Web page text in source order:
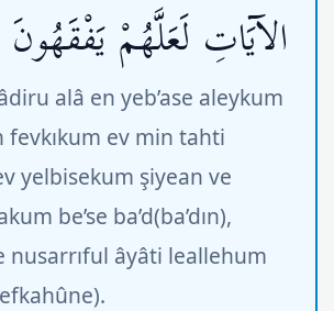
الآيَاتِ لَعَلَّهُمْ يَفْقَهُونَ
alâ en yeb’ase aleykum
fevkıkum ev min tahti
yelbisekum şiyean ve
be’se ba’d(ba’dın),
nusarrıful âyâti leallehum